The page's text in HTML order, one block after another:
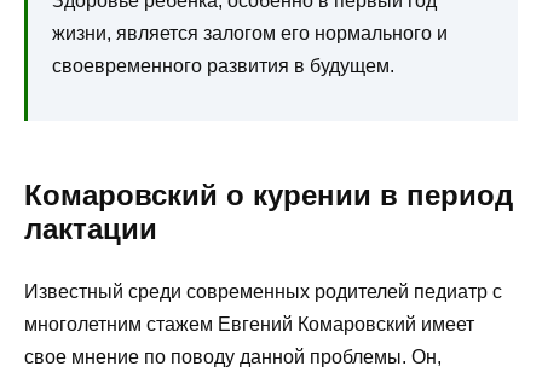
жизни, является залогом его нормального и
своевременного развития в будущем.
Комаровский о курении в период
лактации
Известный среди современных родителей педиатр с
многолетним стажем Евгений Комаровский имеет
свое мнение по поводу данной проблемы. Он,